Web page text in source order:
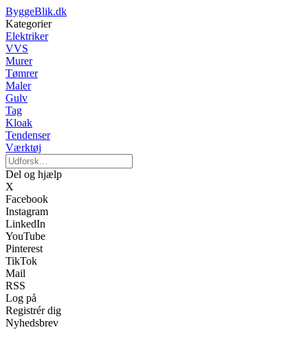
ByggeBlik.dk
Kategorier
Elektriker
VVS
Murer
Tømrer
Maler
Gulv
Tag
Kloak
Tendenser
Værktøj
Del og hjælp
X
Facebook
Instagram
LinkedIn
YouTube
Pinterest
TikTok
Mail
RSS
Log på
Registrér dig
Nyhedsbrev